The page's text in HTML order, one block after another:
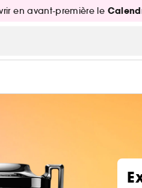
en avant-première le